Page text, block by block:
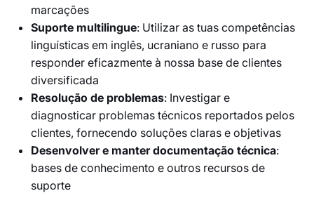
marcações
Suporte multilingue: Utilizar as tuas competências
linguísticas em inglês, ucraniano e russo para
responder eficazmente à nossa base de clientes
diversificada
Resolução de problemas: Investigar e
diagnosticar problemas técnicos reportados pelos
clientes, fornecendo soluções claras e objetivas
Desenvolver e manter documentação técnica:
bases de conhecimento e outros recursos de
suporte